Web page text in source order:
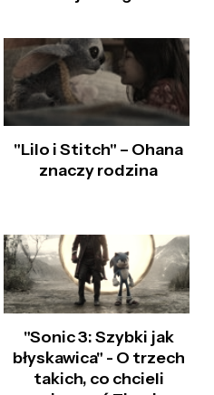
"Lilo i Stitch" – Ohana
znaczy rodzina
"Sonic 3: Szybki jak
błyskawica" - O trzech
takich, co chcieli